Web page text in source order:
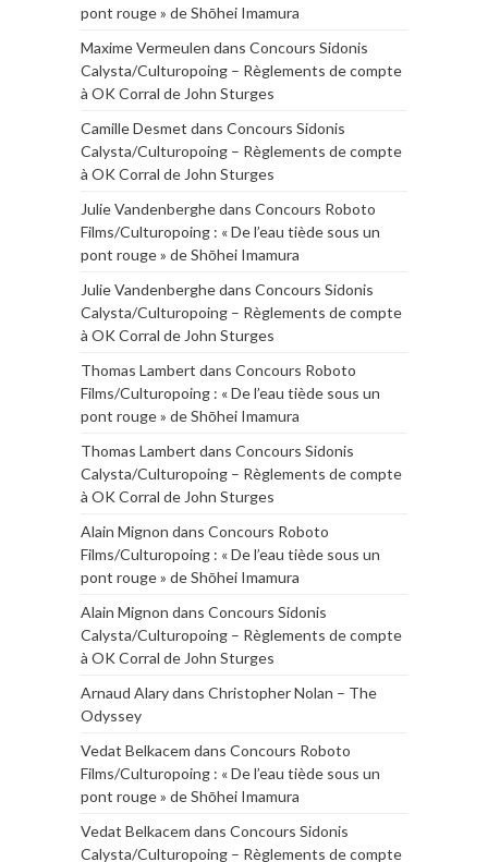
pont rouge » de Shōhei Imamura
Maxime Vermeulen dans Concours Sidonis
Calysta/Culturopoing – Règlements de compte
à OK Corral de John Sturges
Camille Desmet dans Concours Sidonis
Calysta/Culturopoing – Règlements de compte
à OK Corral de John Sturges
Julie Vandenberghedans Concours Roboto
Films/Culturopoing : « De l’eau tiède sous un
pont rouge » de Shōhei Imamura
Julie Vandenberghedans Concours Sidonis
Calysta/Culturopoing – Règlements de compte
à OK Corral de John Sturges
Thomas Lambert dans Concours Roboto
Films/Culturopoing : « De l’eau tiède sous un
pont rouge » de Shōhei Imamura
Thomas Lambert dans Concours Sidonis
Calysta/Culturopoing – Règlements de compte
à OK Corral de John Sturges
Alain Mignon dans Concours Roboto
Films/Culturopoing : « De l’eau tiède sous un
pont rouge » de Shōhei Imamura
Alain Mignon dans Concours Sidonis
Calysta/Culturopoing – Règlements de compte
à OK Corral de John Sturges
Arnaud Alarydans Christopher Nolan – The
Odyssey
Vedat Belkacem dans Concours Roboto
Films/Culturopoing : « De l’eau tiède sous un
pont rouge » de Shōhei Imamura
Vedat Belkacem dans Concours Sidonis
Calysta/Culturopoing – Règlements de compte